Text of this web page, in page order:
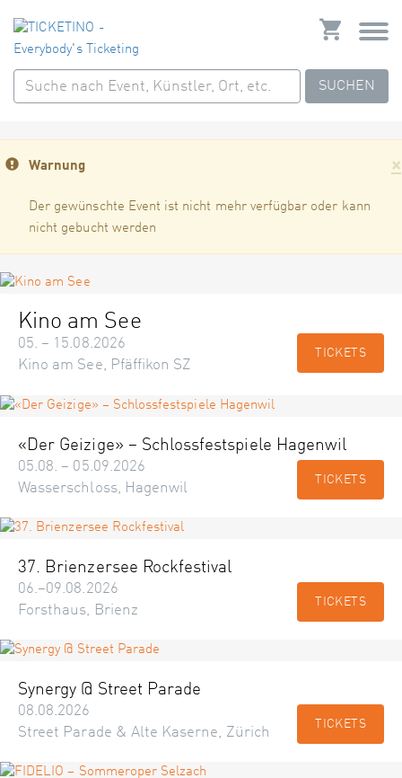
SUCHEN
×
Warnung
Der gewünschte Event ist nicht mehr verfügbar oder kann
nicht gebucht werden
Kino am See
05. – 15.08.2026
Kino am See, Pfäffikon SZ
TICKETS
«Der Geizige» – Schlossfestspiele Hagenwil
05.08. – 05.09.2026
Wasserschloss, Hagenwil
TICKETS
37. Brienzersee Rockfestival
06.–09.08.2026
Forsthaus, Brienz
TICKETS
Synergy @ Street Parade
08.08.2026
Street Parade & Alte Kaserne, Zürich
TICKETS